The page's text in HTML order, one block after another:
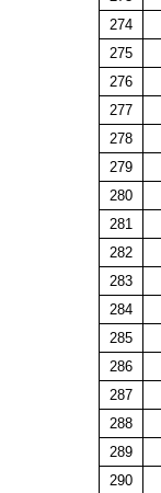
274
275
276
277
278
279
280
281
282
283
284
285
286
287
288
289
290